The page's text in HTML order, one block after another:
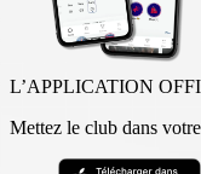
L’APPLICATION
Mettez le club dans